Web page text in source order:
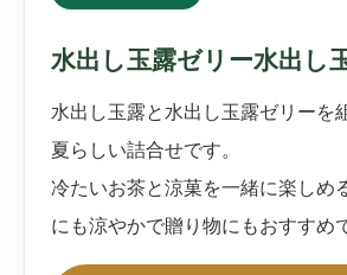
水出し玉露ゼリー水出し
水出し玉露と水出し玉露ゼリーを
夏らしい詰合せです。
冷たいお茶と涼菓を一緒に楽しめ
にも涼やかで贈り物にもおすすめ